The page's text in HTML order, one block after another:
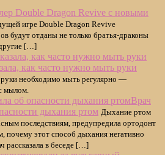
Double Dragon Revive с новыми
игре Double Dragon Revive
будут отданы не только братья-драконы
[…]
как часто нужно мыть руки
необходимо мыть регулярно —
мылом.
Врач
дыхания ртом Дыхание ртом
последствиям, предупредила ортодонт
этот способ дыхания негативно
рассказала в беседе […]